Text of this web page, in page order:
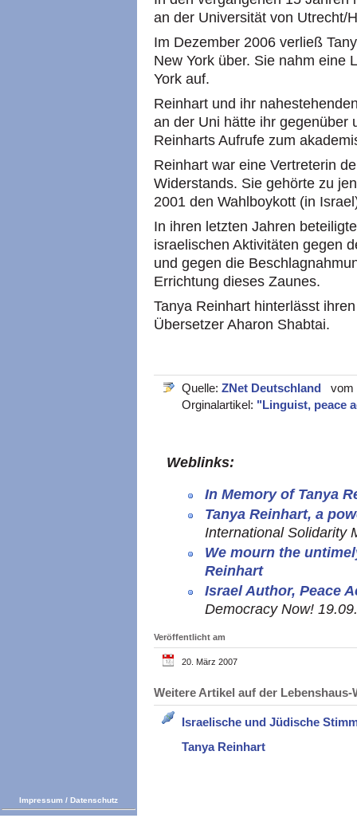
an der Universität von Utrecht/
Im Dezember 2006 verließ
New York über. Sie nahm eine
York auf.
Reinhart und ihr
an der Uni hätte ihr gegenüber
Reinharts Aufrufe zum
Reinhart war eine Vertreterin
Widerstands. Sie gehörte zu
2001 den Wahlboykott (in
In ihren letzten Jahren
israelischen Aktivitäten gegen
und gegen die
Errichtung dieses Zaunes.
Tanya Reinhart hinterlässt
Übersetzer Aharon Shabtai.
Quelle: ZNet Deutschland
vom
Orginalartikel: "Linguist, peace
Weblinks:
In Memory of Tanya
Tanya Reinhart, a
International Solidarity
We mourn the
Reinhart
Israel Author, Peace
Democracy Now!
Veröffentlicht am
20. März 2007
Weitere Artikel auf der
Israelische und Jüdische
Tanya Reinhart
Impressum / Datenschutz